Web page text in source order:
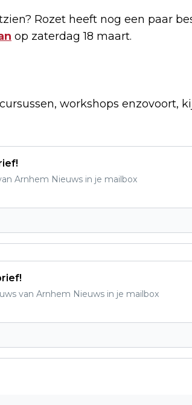
Rozet heeft nog een paar
op zaterdag 18 maart.
workshops enzovoort,
Arnhem Nieuws in je mailbox
van Arnhem Nieuws in je mailbox